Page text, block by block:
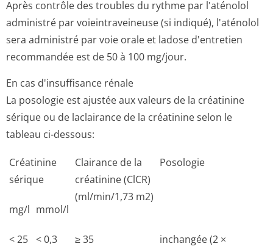
Après contrôle des troubles du rythme par l'aténolol
administré par voieintraveineuse (si indiqué), l'aténolol
sera administré par voie orale et ladose d'entretien
recommandée est de 50 à 100 mg/jour.
En cas d'insuffisance rénale
La posologie est ajustée aux valeurs de la créatinine
sérique ou de laclairance de la créatinine selon le
tableau ci-dessous:
Créatinine
sérique
Clairance de la
créatinine (ClCR)
(ml/min/1,73 m2)
Posologie
mg/l mmol/l
< 25 < 0,3 ≥ 35
inchangée (2 ×